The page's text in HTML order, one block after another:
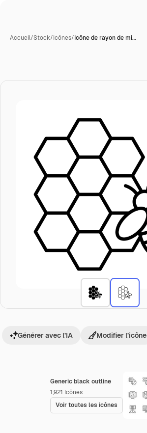
Accueil/Stock/Icônes/Icône de rayon de mi…
Generic black outline
1,921 Icônes
Voir toutes les icônes
Générer avec l’IA Modifier l’icône